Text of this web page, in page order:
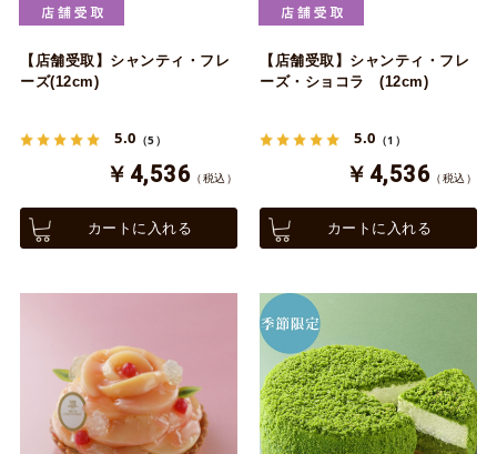
【店舗受取】シャンティ・フレ
ーズ(12cm)
5.0 （5）
￥4,536 （税込）
カートに入れる
【店舗受取】シャンティ・フレ
ーズ・ショコラ (12cm)
5.0 （1）
￥4,536 （税込）
カートに入れる